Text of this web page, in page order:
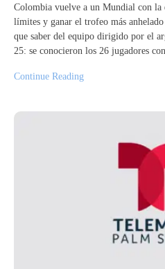
Colombia vuelve a un Mundial con la
límites y ganar el trofeo más
que saber del equipo dirigido por el
25: se conocieron los 26 jugadores
Continue Reading